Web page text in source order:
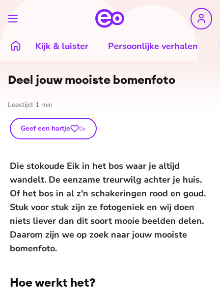
Kijk & luister Persoonlijke verhalen
Deel jouw mooiste bomenfoto
Leestijd: 1 min
Geef een hartje 0x
Die stokoude Eik in het bos waar je altijd
wandelt. De eenzame treurwilg achter je huis.
Of het bos in al z'n schakeringen rood en goud.
Stuk voor stuk zijn ze fotogeniek en wij doen
niets liever dan dit soort mooie beelden delen.
Daarom zijn we op zoek naar jouw mooiste
bomenfoto.
Hoe werkt het?